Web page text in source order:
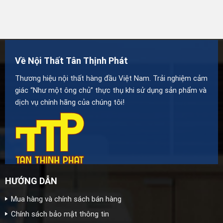
Về Nội Thất Tân Thịnh Phát
Thương hiệu nội thất hàng đầu Việt Nam. Trải nghiệm cảm
giác “Như một ông chủ” thực thụ khi sử dụng sản phẩm và
dịch vụ chính hãng của chúng tôi!
HƯỚNG DẪN
Mua hàng và chính sách bán hàng
Chính sách bảo mật thông tin